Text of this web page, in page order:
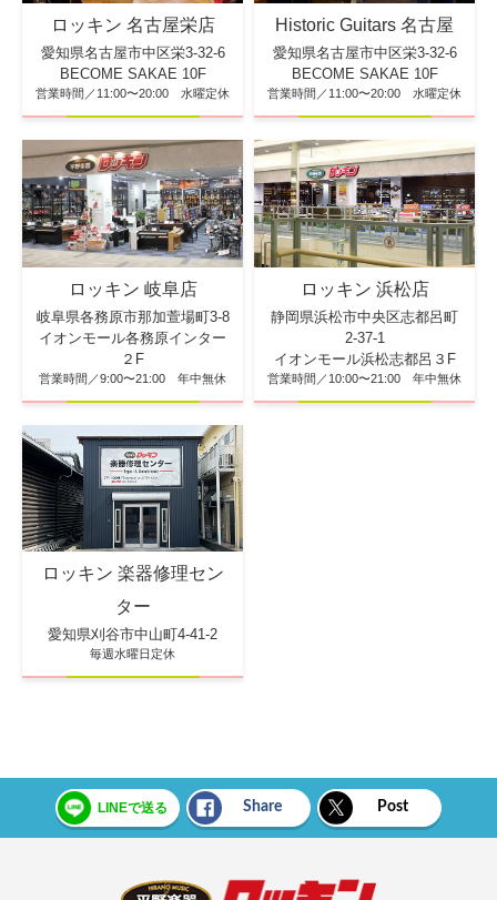
ロッキン 名古屋栄店
愛知県名古屋市中区栄3-32-6
BECOME SAKAE 10F
営業時間／11:00〜20:00 水曜定休
Historic Guitars 名古屋
愛知県名古屋市中区栄3-32-6
BECOME SAKAE 10F
営業時間／11:00〜20:00 水曜定休
ロッキン 岐阜店
岐阜県各務原市那加萱場町3-8
イオンモール各務原インター
２F
営業時間／9:00〜21:00 年中無休
ロッキン 浜松店
静岡県浜松市中央区志都呂町
2-37-1
イオンモール浜松志都呂３F
営業時間／10:00〜21:00 年中無休
ロッキン 楽器修理セン
ター
愛知県刈谷市中山町4-41-2
毎週水曜日定休
LINEで送る Share Post